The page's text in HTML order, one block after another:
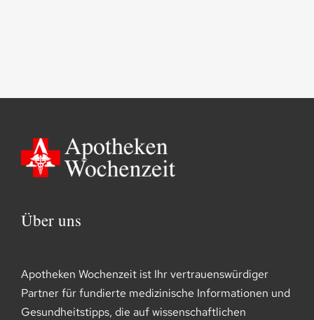
Über uns
Apotheken Wochenzeit ist Ihr vertrauenswürdiger
Partner für fundierte medizinische Informationen und
Gesundheitstipps, die auf wissenschaftlichen